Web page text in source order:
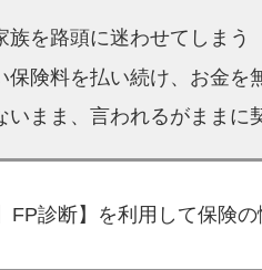
族を路頭に迷わせてしまう
保険料を払い続け、お金を
いまま、言われるがままに
FP診断】を利用して保険